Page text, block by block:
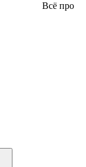
Всё про